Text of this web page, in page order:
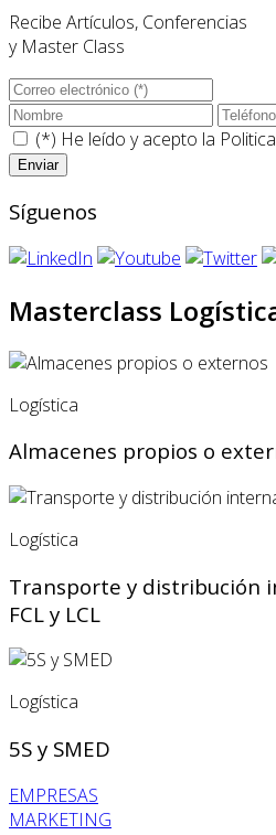
Recibe Artículos, Conferencias
y Master Class
(*) He leído y acepto la
Síguenos
Masterclass
Logística
Almacenes propios o
Logística
Transporte y distribución
FCL y LCL
Logística
5S y SMED
EMPRESAS
MARKETING